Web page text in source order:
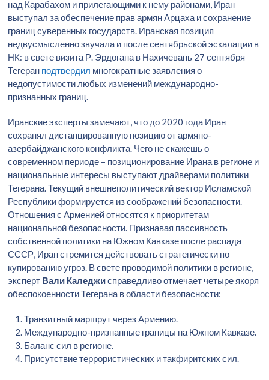
над Карабахом и прилегающими к нему районами, Иран
выступал за обеспечение прав армян Арцаха и сохранение
границ суверенных государств. Иранская позиция
недвусмысленно звучала и после сентябрьской эскалации в
НК: в свете визита Р. Эрдогана в Нахичевань 27 сентября
Тегеран подтвердил многократные заявления о
недопустимости любых изменений международно-
признанных границ.
Иранские эксперты замечают, что до 2020 года Иран
сохранял дистанцированную позицию от армяно-
азербайджанского конфликта. Чего не скажешь о
современном периоде – позиционирование Ирана в регионе и
национальные интересы выступают драйверами политики
Тегерана. Текущий внешнеполитический вектор Исламской
Республики формируется из соображений безопасности.
Отношения с Арменией относятся к приоритетам
национальной безопасности. Признавая пассивность
собственной политики на Южном Кавказе после распада
СССР, Иран стремится действовать стратегически по
купированию угроз. В свете проводимой политики в регионе,
эксперт Вали Каледжисправедливо отмечает четыре якоря
обеспокоенности Тегерана в области безопасности:
Транзитный маршрут через Армению.
Международно-признанные границы на Южном Кавказе.
Баланс сил в регионе.
Присутствие террористических и такфиритских сил.